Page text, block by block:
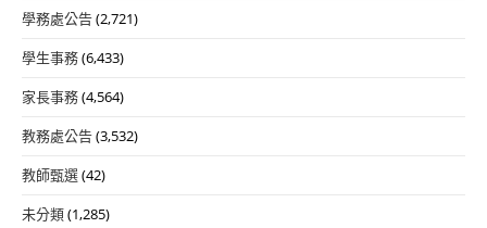
學務處公告(2,721)
學生事務(6,433)
家長事務(4,564)
教務處公告(3,532)
教師甄選(42)
未分類(1,285)